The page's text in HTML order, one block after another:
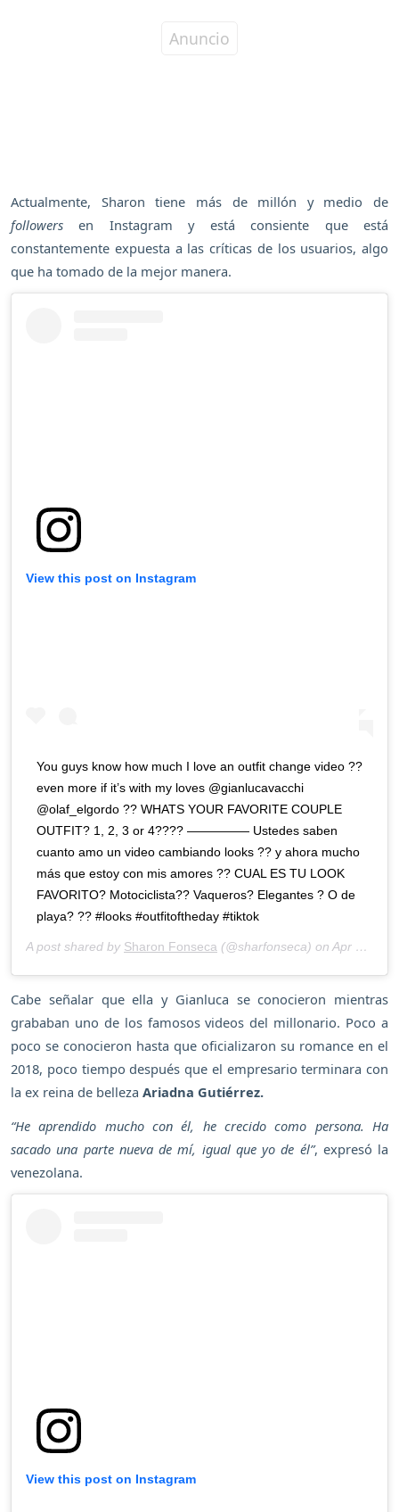
Actualmente, Sharon tiene más de millón y medio de
followers en Instagram y está consiente que está
constantemente expuesta a las críticas de los usuarios, algo
que ha tomado de la mejor manera.
View this post on Instagram
You guys know how much I love an outfit change video ??
even more if it’s with my loves @gianlucavacchi
@olaf_elgordo ?? WHATS YOUR FAVORITE COUPLE
OUTFIT? 1, 2, 3 or 4???? ————— Ustedes saben
cuanto amo un video cambiando looks ?? y ahora mucho
más que estoy con mis amores ?? CUAL ES TU LOOK
FAVORITO? Motociclista?? Vaqueros? Elegantes ? O de
playa? ?? #looks #outfitoftheday #tiktok
A post shared by Sharon Fonseca (@sharfonseca) on Apr 25, 2020 at 9:39am PDT
Cabe señalar que ella y Gianluca se conocieron mientras
grababan uno de los famosos videos del millonario. Poco a
poco se conocieron hasta que oficializaron su romance en el
2018, poco tiempo después que el empresario terminara con
la ex reina de belleza Ariadna Gutiérrez.
“He aprendido mucho con él, he crecido como persona. Ha
sacado una parte nueva de mí, igual que yo de él”, expresó la
venezolana.
View this post on Instagram